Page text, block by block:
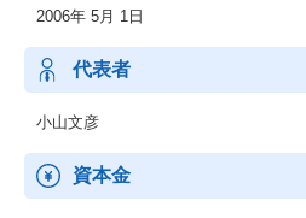
・Google マップ部門のアジア No.1パ
oogle社から認定されたパートナーで
・位置情報サービス市場の成長とと
しております。
メーカーや小売、通信、飲食、自治
2006年 5月 1日
代表者
小山文彦
資本金